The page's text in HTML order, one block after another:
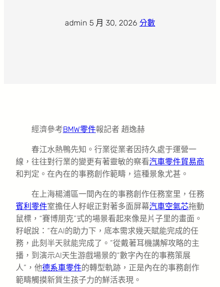
admin 5 月 30, 2026 分數
經濟參考BMW零件報記者 趙逸赫
春江水熱鴨先知。行業從業者因持久處于運營一
線，往往對行業的變更有著靈敏的察看汽車零件貿易商
和判定。在內在的事務創作範疇，這種景象尤甚。
在上海楊浦區一間內在的事務創作任務室里，任務
賓利零件室擔任人籽岷正對著多面屏幕汽車空氣芯拖動
鼠標，“賽博朋克”式的場景看起來像是片子里的畫面。
籽岷說：“在AI的助力下，底本需求幾天賦能完成的任
務，此刻半天就能完成了。”從戴著耳機講解攻略的主
播，到演示AI天生游戲場景的“數字內在的事務策展
人”，他德系車零件的轉型軌跡，正是內在的事務創作
範疇觸摸新質生孩子力的鮮活表現。